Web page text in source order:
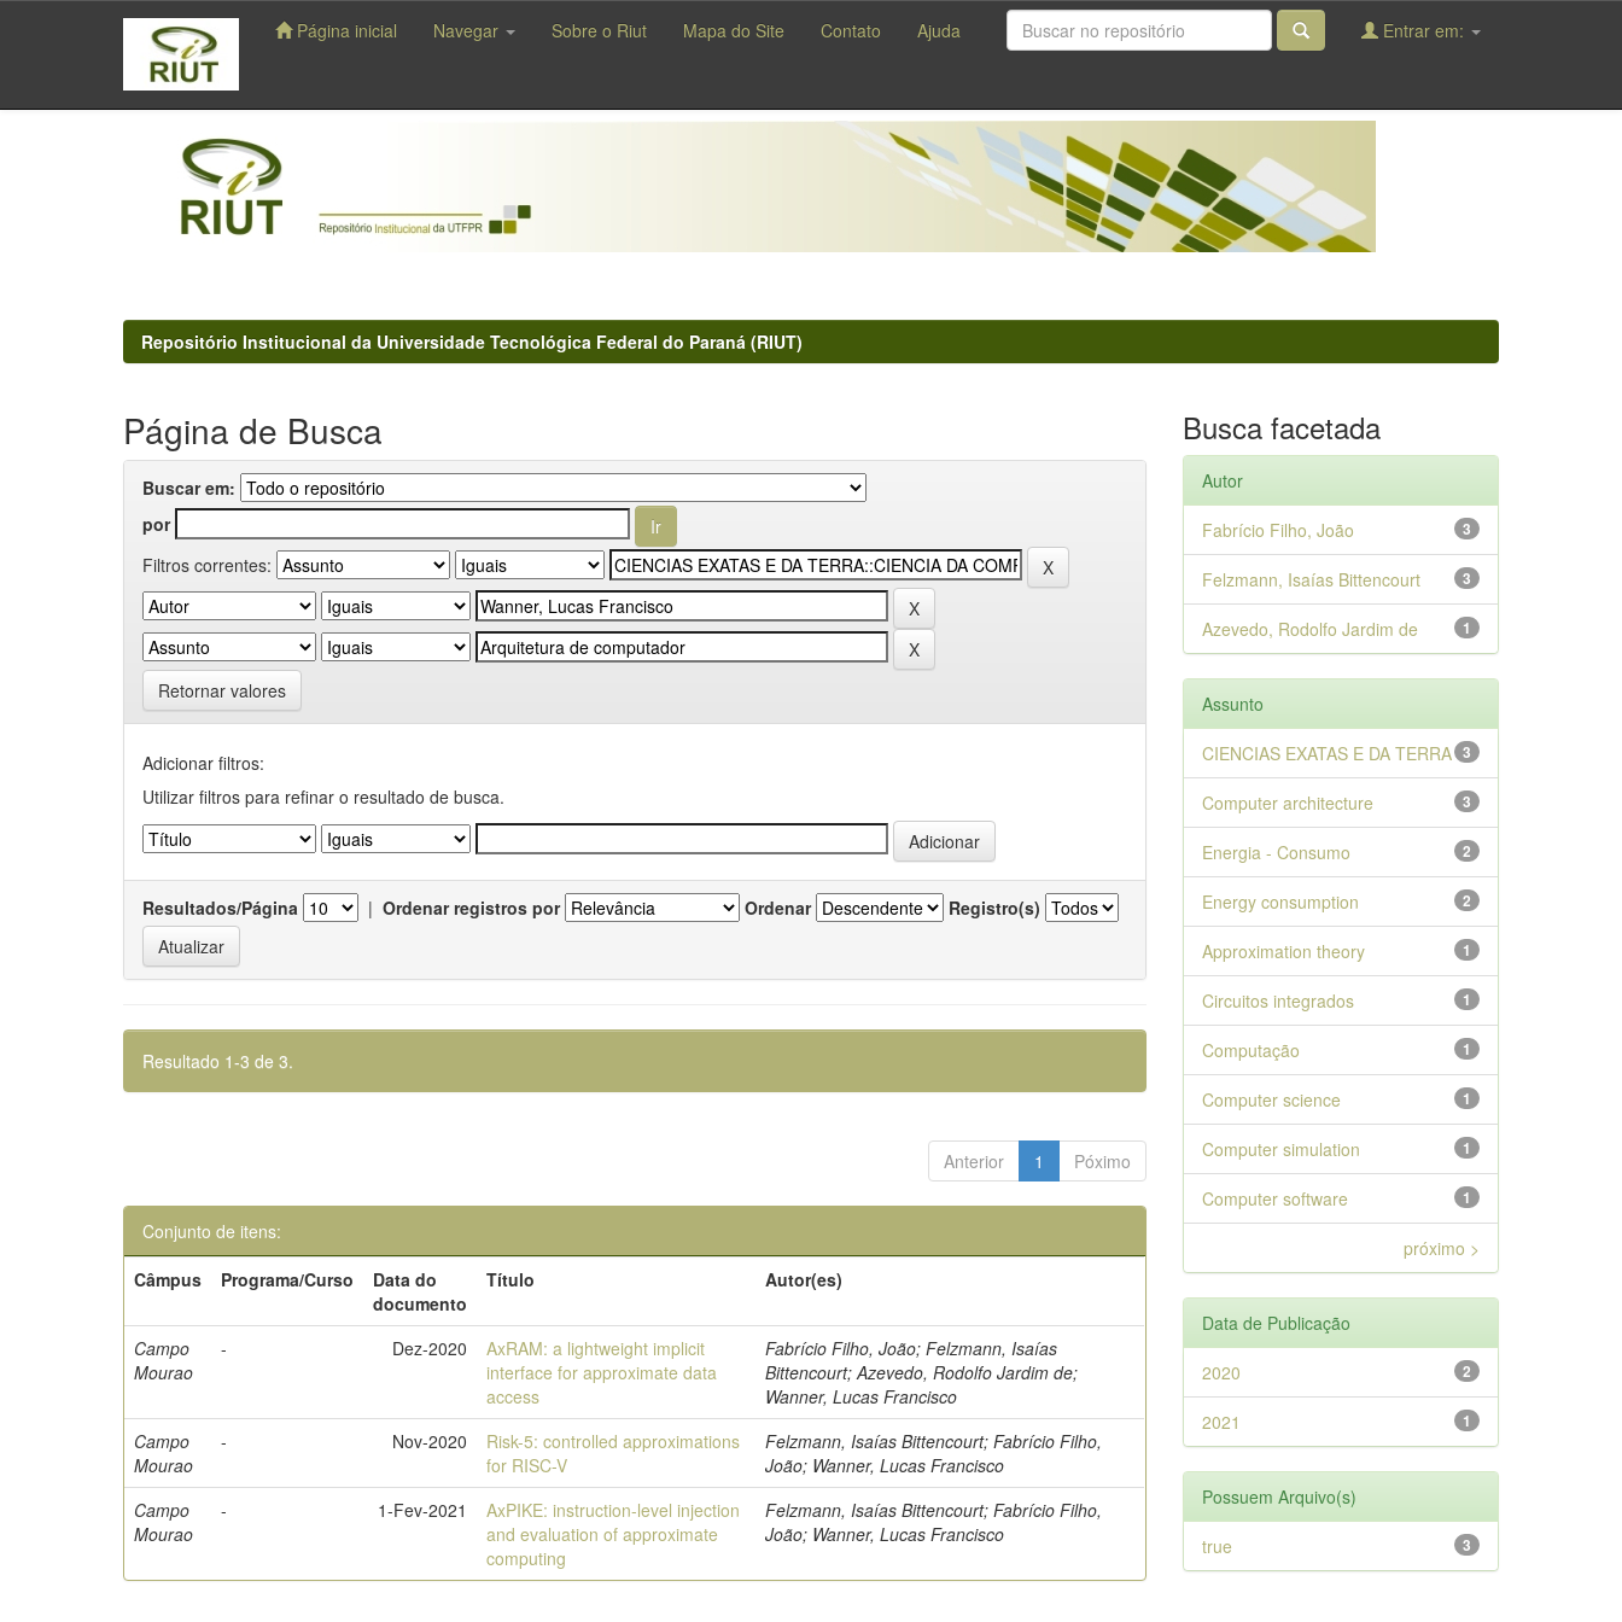
navigation
Página inicial Navegar Sobre o Riut Mapa do Site Contato Ajuda Entrar em:
Repositório Institucional da Universidade Tecnológica Federal do Paraná (RIUT)
Página de Busca
Buscar em:
por
Filtros correntes:
Retornar valores
Adicionar filtros:
Utilizar filtros para refinar o resultado de busca.
Resultados/Página | Ordenar registros por Ordenar Registro(s)
Resultado 1-3 de 3.
Anterior 1 Póximo
Conjunto de itens:
Câmpus
Programa/Curso
Data do
documento
Título Autor(es)
Campo
Mourao
- Dez-2020
AxRAM: a lightweight implicit
interface for approximate data
access
Fabrício Filho, João; Felzmann, Isaías
Bittencourt; Azevedo, Rodolfo Jardim de;
Wanner, Lucas Francisco
Campo
Mourao
- Nov-2020
Risk-5: controlled approximations
for RISC-V
Felzmann, Isaías Bittencourt; Fabrício Filho,
João; Wanner, Lucas Francisco
Campo
Mourao
- 1-Fev-2021
AxPIKE: instruction-level injection
and evaluation of approximate
computing
Felzmann, Isaías Bittencourt; Fabrício Filho,
João; Wanner, Lucas Francisco
Busca facetada
Autor
3
Fabrício Filho, João
3
Felzmann, Isaías Bittencourt
1
Azevedo, Rodolfo Jardim de
Assunto
3
CIENCIAS EXATAS E DA TERRA
3
Computer architecture
2
Energia - Consumo
2
Energy consumption
1
Approximation theory
1
Circuitos integrados
1
Computação
1
Computer science
1
Computer simulation
1
Computer software
próximo >
Data de Publicação
2
2020
1
2021
Possuem Arquivo(s)
3
true